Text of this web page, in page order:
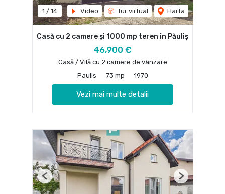
1 / 14 Video Tur virtual Harta
Casă cu 2 camere și 1000 mp teren în Păuliș
46,900 €
Casă / Vilă cu 2 camere de vânzare
Paulis
73 mp 1970
Vezi mai multe detalii
Previous Next